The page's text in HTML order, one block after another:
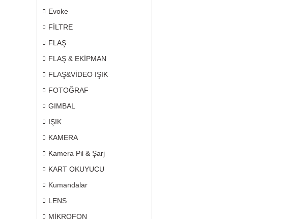
Evoke
FİLTRE
FLAŞ
FLAŞ & EKİPMAN
FLAŞ&VİDEO IŞIK
FOTOĞRAF
GIMBAL
IŞIK
KAMERA
Kamera Pil & Şarj
KART OKUYUCU
Kumandalar
LENS
MİKROFON